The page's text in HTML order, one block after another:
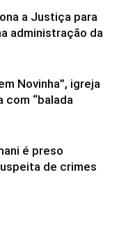
a Justiça para
administração da
Novinha”, igreja
com “balada
é preso
de crimes